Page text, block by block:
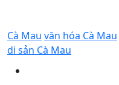
Cà Mau văn hóa Cà Mau
di sản Cà Mau